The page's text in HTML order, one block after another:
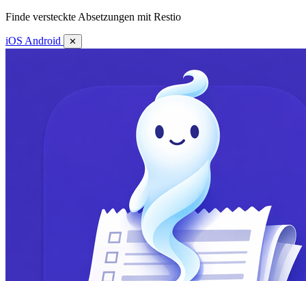
Finde versteckte Absetzungen mit Restio
iOS Android ✕